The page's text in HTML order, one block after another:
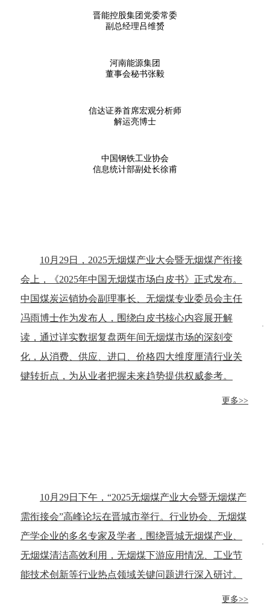
晋能控股集团党委常委
副总经理吕维赟
河南能源集团
董事会秘书张毅
信达证券首席宏观分析师
解运亮博士
中国钢铁工业协会
信息统计部副处长徐甫
10月29日，2025无烟煤产业大会暨无烟煤产衔接
会上，《2025年中国无烟煤市场白皮书》正式发布。
中国煤炭运销协会副理事长、无烟煤专业委员会主任
冯雨博士作为发布人，围绕白皮书核心内容展开解
读，通过详实数据复盘两年间无烟煤市场的深刻变
化，从消费、供应、进口、价格四大维度厘清行业关
键转折点，为从业者把握未来趋势提供权威参考。
更多>>
10月29日下午，“2025无烟煤产业大会暨无烟煤产
需衔接会”高峰论坛在晋城市举行。行业协会、无烟煤
产学企业的多名专家及学者，围绕晋城无烟煤产业、
无烟煤清洁高效利用，无烟煤下游应用情况、工业节
能技术创新等行业热点领域关键问题进行深入研讨。
更多>>